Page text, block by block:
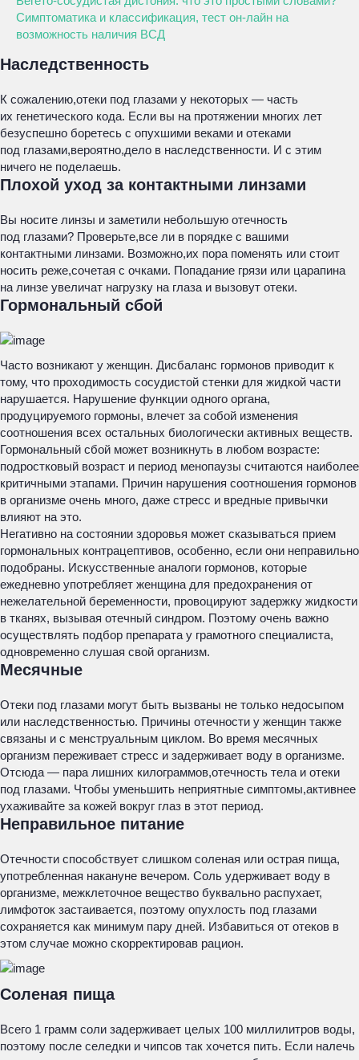
Симптоматика и классификация, тест он-лайн на
возможность наличия ВСД
Наследственность
К сожалению,отеки под глазами у некоторых — часть
их генетического кода. Если вы на протяжении многих лет
безуспешно боретесь с опухшими веками и отеками
под глазами,вероятно,дело в наследственности. И с этим
ничего не поделаешь.
Плохой уход за контактными линзами
Вы носите линзы и заметили небольшую отечность
под глазами? Проверьте,все ли в порядке с вашими
контактными линзами. Возможно,их пора поменять или стоит
носить реже,сочетая с очками. Попадание грязи или царапина
на линзе увеличат нагрузку на глаза и вызовут отеки.
Гормональный сбой
Часто возникают у женщин. Дисбаланс гормонов приводит к
тому, что проходимость сосудистой стенки для жидкой части
нарушается. Нарушение функции одного органа,
продуцируемого гормоны, влечет за собой изменения
соотношения всех остальных биологически активных веществ.
Гормональный сбой может возникнуть в любом возрасте:
подростковый возраст и период менопаузы считаются наиболее
критичными этапами. Причин нарушения соотношения гормонов
в организме очень много, даже стресс и вредные привычки
влияют на это.
Негативно на состоянии здоровья может сказываться прием
гормональных контрацептивов, особенно, если они неправильно
подобраны. Искусственные аналоги гормонов, которые
ежедневно употребляет женщина для предохранения от
нежелательной беременности, провоцируют задержку жидкости
в тканях, вызывая отечный синдром. Поэтому очень важно
осуществлять подбор препарата у грамотного специалиста,
одновременно слушая свой организм.
Месячные
Отеки под глазами могут быть вызваны не только недосыпом
или наследственностью. Причины отечности у женщин также
связаны и с менструальным циклом. Во время месячных
организм переживает стресс и задерживает воду в организме.
Отсюда — пара лишних килограммов,отечность тела и отеки
под глазами. Чтобы уменьшить неприятные симптомы,активнее
ухаживайте за кожей вокруг глаз в этот период.
Неправильное питание
Отечности способствует слишком соленая или острая пища,
употребленная накануне вечером. Соль удерживает воду в
организме, межклеточное вещество буквально распухает,
лимфоток застаивается, поэтому опухлость под глазами
сохраняется как минимум пару дней. Избавиться от отеков в
этом случае можно скорректировав рацион.
Соленая пища
Всего 1 грамм соли задерживает целых 100 миллилитров воды,
поэтому после селедки и чипсов так хочется пить. Если налечь